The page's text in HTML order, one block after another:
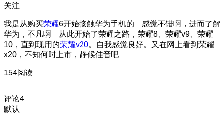
关注
我是从购买荣耀6开始接触华为手机的，感觉不错啊，进而了解
华为，不凡啊，从此开始了荣耀之路，荣耀8、荣耀v9、荣耀
10，直到现用的荣耀v20。自我感觉良好。又在网上看到荣耀
x20，不知何时上市，静候佳音吧
154阅读
评论4
默认